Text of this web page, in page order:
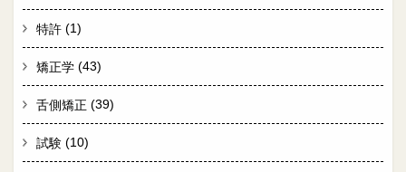
特許 (1)
矯正学 (43)
舌側矯正 (39)
試験 (10)